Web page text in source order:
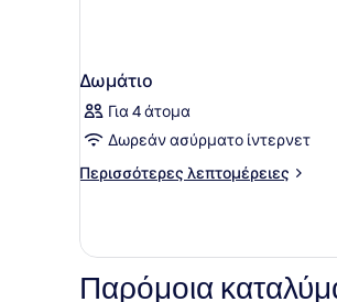
Δωμάτιο
Για 4 άτομα
Δωρεάν ασύρματο ίντερνετ
Περισσότερες λεπτομέρειες
Περισσότερες
Παρόμοια